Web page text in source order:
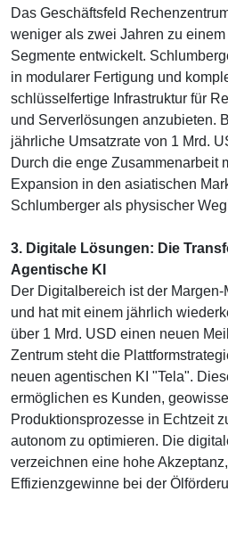
Das Geschäftsfeld
weniger als zwei Jahren zu
Segmente entwickelt.
in modularer Fertigung und
schlüsselfertige Infrastruktur für
und Serverlösungen anzubieten.
jährliche Umsatzrate von 1 Mrd.
Durch die enge Zusammenarbeit
Expansion in den asiatischen
Schlumberger als physischer
3. Digitale Lösungen: Die
Agentische KI
Der Digitalbereich ist der
und hat mit einem jährlich
über 1 Mrd. USD einen neuen
Zentrum steht die
neuen agentischen KI "Tela".
ermöglichen es Kunden,
Produktionsprozesse in Echtzeit
autonom zu optimieren. Die
verzeichnen eine hohe
Effizienzgewinne bei der